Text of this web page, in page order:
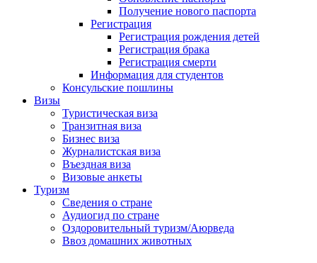
Получение нового паспорта
Регистрация
Регистрация рождения детей
Регистрация брака
Регистрация смерти
Информация для студентов
Консульские пошлины
Визы
Туристическая виза
Транзитная виза
Бизнес виза
Журналистская виза
Въездная виза
Визовые анкеты
Туризм
Сведения о стране
Аудиогид по стране
Оздоровительный туризм/Аюрведа
Ввоз домашних животных